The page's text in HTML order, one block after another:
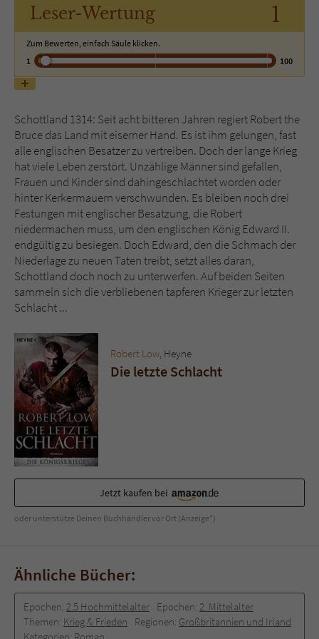
Leser-Wertung 1
Zum Bewerten, einfach Säule klicken.
1
100
Schottland 1314: Seit acht bitteren Jahren regiert Robert the
Bruce das Land mit eiserner Hand. Es ist ihm gelungen, fast
alle englischen Besatzer zu vertreiben. Doch der lange Krieg
hat viele Leben zerstört. Unzählige Männer sind gefallen,
Frauen und Kinder sind dahingeschlachtet worden oder
hinter Kerkermauern verschwunden. Es bleiben noch drei
Festungen mit englischer Besatzung, die Robert
niedermachen muss, um den englischen König Edward II.
endgültig zu besiegen. Doch Edward, den die Schmach der
Niederlage zu neuen Taten treibt, setzt alles daran,
Schottland doch noch zu unterwerfen. Auf beiden Seiten
sammeln sich die verbliebenen tapferen Krieger zur letzten
Schlacht ...
Robert Low, Heyne
Die letzte Schlacht
Jetzt kaufen bei
oder unterstütze Deinen Buchhändler vor Ort (Anzeige*)
Ähnliche Bücher:
Epochen: 2.5 Hochmittelalter Epochen: 2. Mittelalter
Themen: Krieg & Frieden Regionen: Großbritannien und Irland
Name tx_pwcomments_ahash
Anbieter Literatur-Couch Medien GmbH & Co. KG
Zweck Cookie für Kommentare einzelner Buchtitel
Name fe_typo_user
Anbieter Literatur-Couch Medien GmbH & Co. KG
Laufzeit Session
Zweck
Dieses Cookie gewährleistet die
Kommunikation der Webseite mit dem